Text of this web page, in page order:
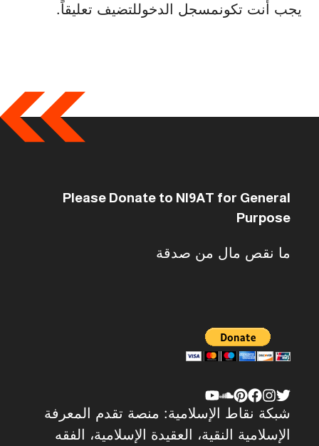
يجب أنت تكونمسجل الدخوللتضيف تعليقاً.
Please Donate to NI9AT for General
Purpose
ما نقص مال من صدقة
شبكة نقاط الإسلامية: منصة تقدم المعرفة
الإسلامية النقية، العقيدة الإسلامية، الفقه